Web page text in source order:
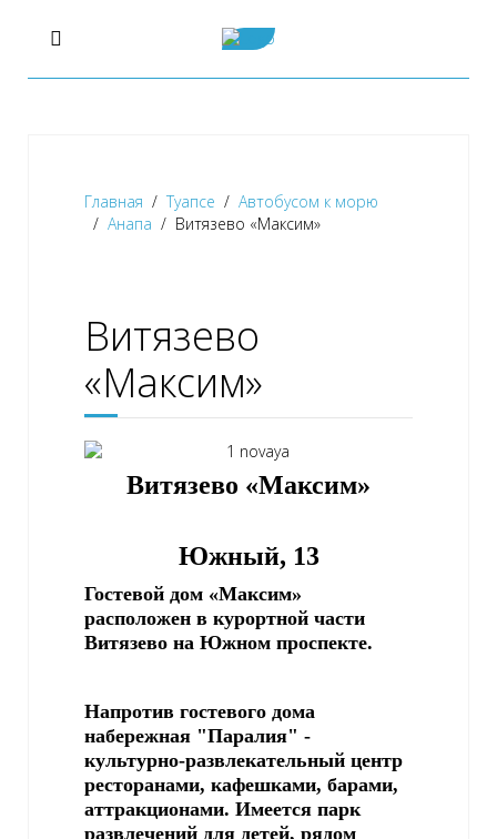
Главная Туапсе
Автобусом к морю
Анапа
Витязево «Максим»
Витязево
«Максим»
Витязево «Максим»
Южный, 13
Гостевой дом «Максим»
расположен в курортной части
Витязево на Южном проспекте.
Напротив гостевого дома
набережная "Паралия" -
культурно-развлекательный центр
ресторанами, кафешками, барами,
аттракционами. Имеется парк
развлечений для детей, рядом